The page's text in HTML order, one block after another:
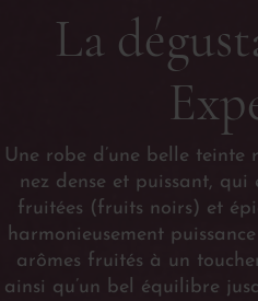
La
Une robe d’une belle teinte
nez dense et puissant, qui
fruitées (fruits noirs) et
harmonieusement
arômes fruités à un
ainsi qu’un bel équilibre